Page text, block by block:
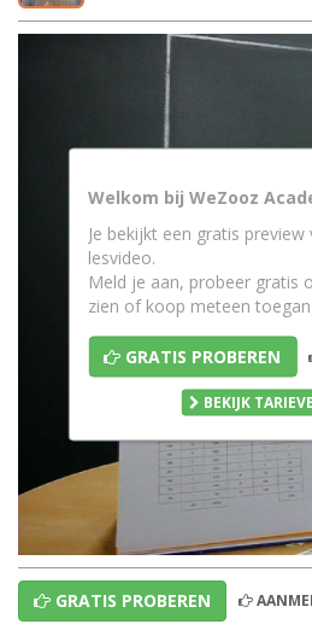
Welkom bij WeZooz
Je bekijkt een gratis preview
lesvideo.
Meld je aan, probeer gratis
zien of koop meteen
GRATIS PROBEREN
BEKIJK
GRATIS PROBEREN